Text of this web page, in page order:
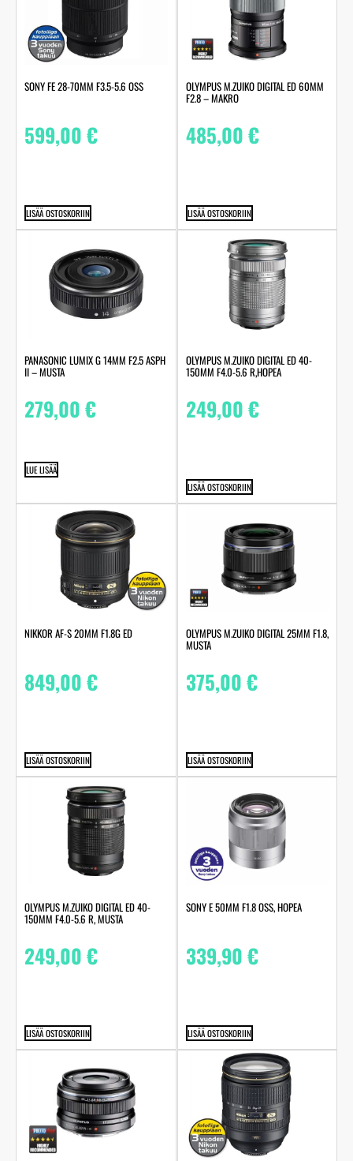
SONY FE 28-70MM F3.5-5.6 OSS
599,00€
LISÄÄ OSTOSKORIIN
OLYMPUS M.ZUIKO DIGITAL ED 60MM
F2.8 – MAKRO
485,00€
LISÄÄ OSTOSKORIIN
PANASONIC LUMIX G 14MM F2.5 ASPH
II – MUSTA
279,00€
LUE LISÄÄ
OLYMPUS M.ZUIKO DIGITAL ED 40-
150MM F4.0-5.6 R,HOPEA
249,00€
LISÄÄ OSTOSKORIIN
NIKKOR AF-S 20MM F1.8G ED
849,00€
LISÄÄ OSTOSKORIIN
OLYMPUS M.ZUIKO DIGITAL 25MM F1.8,
MUSTA
375,00€
LISÄÄ OSTOSKORIIN
OLYMPUS M.ZUIKO DIGITAL ED 40-
150MM F4.0-5.6 R, MUSTA
249,00€
LISÄÄ OSTOSKORIIN
SONY E 50MM F1.8 OSS, HOPEA
339,90€
LISÄÄ OSTOSKORIIN